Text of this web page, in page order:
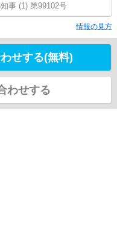
事 (1) 第99102号
情報の見方
せする(無料)
わせする